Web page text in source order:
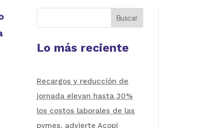
Buscar
Lo más reciente
Recargos y reducción de
jornada elevan hasta 30%
los costos laborales de las
pymes, advierte Acopi